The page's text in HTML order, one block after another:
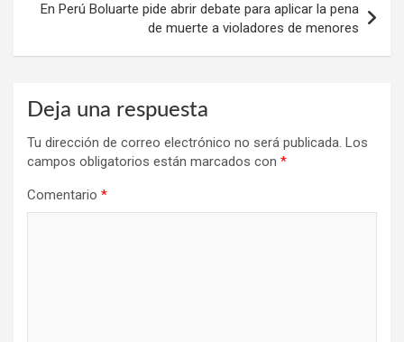
En Perú Boluarte pide abrir debate para aplicar la pena
de muerte a violadores de menores
Deja una respuesta
Tu dirección de correo electrónico no será publicada. Los
campos obligatorios están marcados con *
Comentario *